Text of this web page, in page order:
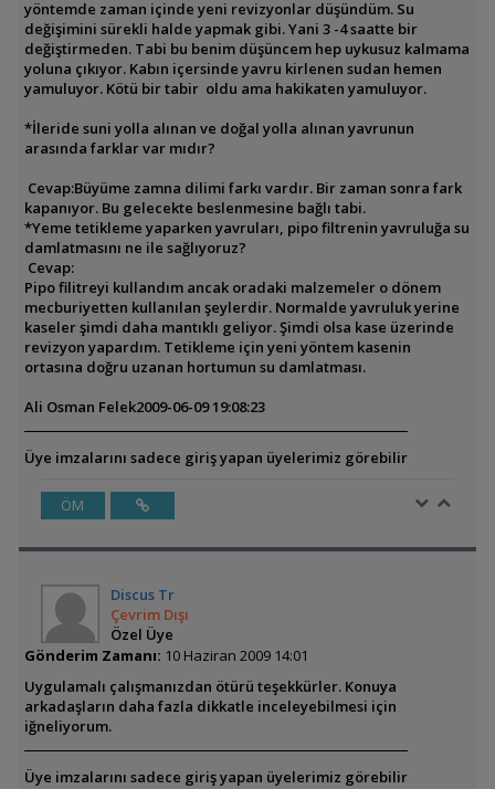
yöntemde zaman içinde yeni revizyonlar düşündüm. Su
değişimini sürekli halde yapmak gibi. Yani 3 -4 saatte bir
değiştirmeden. Tabi bu benim düşüncem hep uykusuz kalmama
yoluna çıkıyor. Kabın içersinde yavru kirlenen sudan hemen
yamuluyor. Kötü bir tabir oldu ama hakikaten yamuluyor.
*İleride suni yolla alınan ve doğal yolla alınan yavrunun
arasında farklar var mıdır?
Cevap:Büyüme zamna dilimi farkı vardır. Bir zaman sonra fark
kapanıyor. Bu gelecekte beslenmesine bağlı tabi.
*Yeme tetikleme yaparken yavruları, pipo filtrenin yavruluğa su
damlatmasını ne ile sağlıyoruz?
Cevap:
Pipo filitreyi kullandım ancak oradaki malzemeler o dönem
mecburiyetten kullanılan şeylerdir. Normalde yavruluk yerine
kaseler şimdi daha mantıklı geliyor. Şimdi olsa kase üzerinde
revizyon yapardım. Tetikleme için yeni yöntem kasenin
ortasına doğru uzanan hortumun su damlatması.
Ali Osman Felek2009-06-09 19:08:23
Üye imzalarını sadece giriş yapan üyelerimiz görebilir
ÖM
Discus Tr
Çevrim Dışı
Özel Üye
Gönderim Zamanı: 10 Haziran 2009 14:01
Uygulamalı çalışmanızdan ötürü teşekkürler. Konuya
arkadaşların daha fazla dikkatle inceleyebilmesi için
iğneliyorum.
Üye imzalarını sadece giriş yapan üyelerimiz görebilir